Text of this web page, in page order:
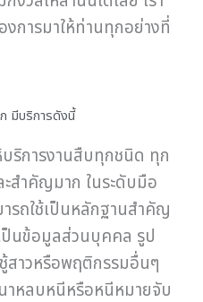
การมาให้ท่านทุกอย่างที่
มีบริการดังนี้
ริการงานสืบทุกชนิด ทุก
สำคัญมาก ในระดับมือ
รถใช้เป็นหลักฐานสำคัญ
ป็นข้อมูลส่วนบุคคล รูป
สาวหรือพฤติกรรมอื่นๆ
หลบหนีหรือหนีหมายจับ